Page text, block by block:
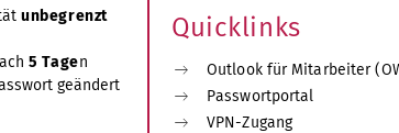
unbegrenzt
5 Tagen
geändert
Quicklinks
Outlook für Mitarbeiter
Passwortportal
VPN-Zugang